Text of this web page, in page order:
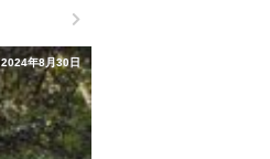
2024年8月30日